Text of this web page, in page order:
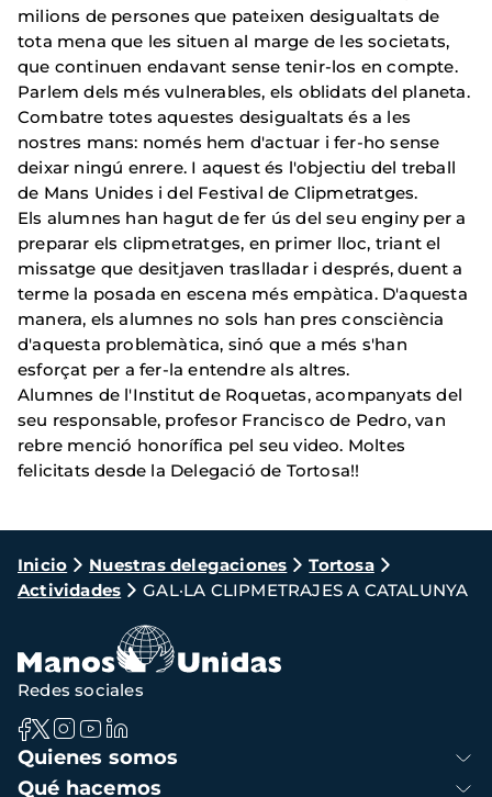
milions de persones que pateixen desigualtats de
tota mena que les situen al marge de les societats,
que continuen endavant sense tenir-los en compte.
Parlem dels més vulnerables, els oblidats del planeta.
Combatre totes aquestes desigualtats és a les
nostres mans: només hem d'actuar i fer-ho sense
deixar ningú enrere. I aquest és l'objectiu del treball
de Mans Unides i del Festival de Clipmetratges.
Els alumnes han hagut de fer ús del seu enginy per a
preparar els clipmetratges, en primer lloc, triant el
missatge que desitjaven traslladar i després, duent a
terme la posada en escena més empàtica. D'aquesta
manera, els alumnes no sols han pres consciència
d'aquesta problemàtica, sinó que a més s'han
esforçat per a fer-la entendre als altres.
Alumnes de l'Institut de Roquetas, acompanyats del
seu responsable, profesor Francisco de Pedro, van
rebre menció honorífica pel seu video. Moltes
felicitats desde la Delegació de Tortosa!!
Ruta
de
navegación
Inicio Nuestras delegaciones
Tortosa
Actividades
GAL·LA CLIPMETRAJES A CATALUNYA
Navegación
principal
Quienes somos
Qué hacemos
Redes sociales